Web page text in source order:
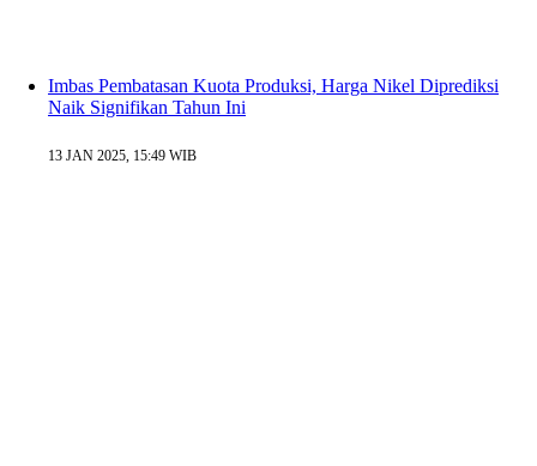
Imbas Pembatasan Kuota Produksi, Harga Nikel Diprediksi
Naik Signifikan Tahun Ini
13 JAN 2025, 15:49 WIB